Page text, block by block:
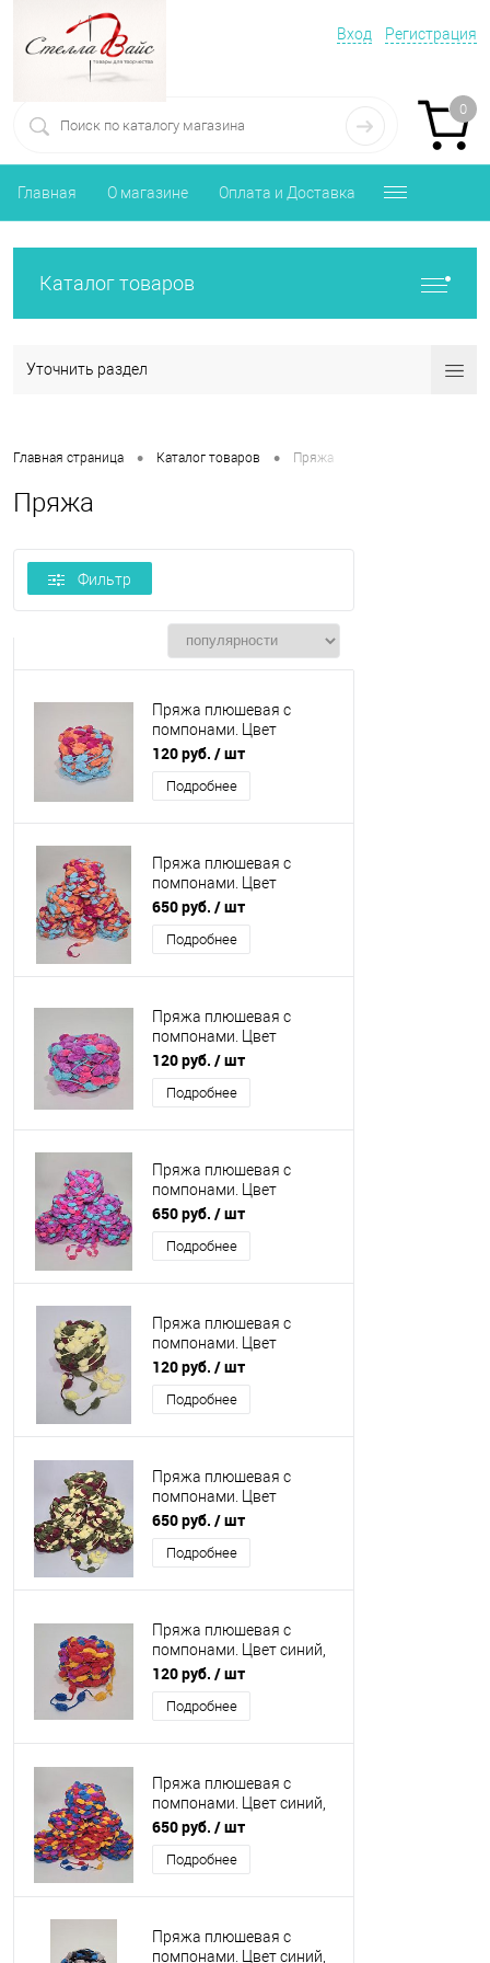
Вход Регистрация
0
Главная О магазине Оплата и Доставка
Каталог товаров
Уточнить раздел
Главная страница • Каталог товаров • Пряжа
Пряжа
Фильтр
Пряжа плюшевая с
помпонами. Цвет
голубой, ярко розовый,
оранжевый.
120 руб. / шт
Подробнее
Пряжа плюшевая с
помпонами. Цвет
голубой, ярко розовый,
оранжевый. Упаковка 6
шт.
650 руб. / шт
Подробнее
Пряжа плюшевая с
помпонами. Цвет
голубой, ярко розовый
,сиреневый
120 руб. / шт
Подробнее
Пряжа плюшевая с
помпонами. Цвет
голубой, ярко розовый
,сиреневый Упаковка 6
шт.
650 руб. / шт
Подробнее
Пряжа плюшевая с
помпонами. Цвет
бордовый, лимонный,
оливковый
120 руб. / шт
Подробнее
Пряжа плюшевая с
помпонами. Цвет
бордовый, лимонный,
оливковый Упаковка 6
шт.
650 руб. / шт
Подробнее
Пряжа плюшевая с
помпонами. Цвет синий,
красный, жёлтый
120 руб. / шт
Подробнее
Пряжа плюшевая с
помпонами. Цвет синий,
красный, жёлтый
Упаковка 6 шт.
650 руб. / шт
Подробнее
Пряжа плюшевая с
помпонами. Цвет синий,